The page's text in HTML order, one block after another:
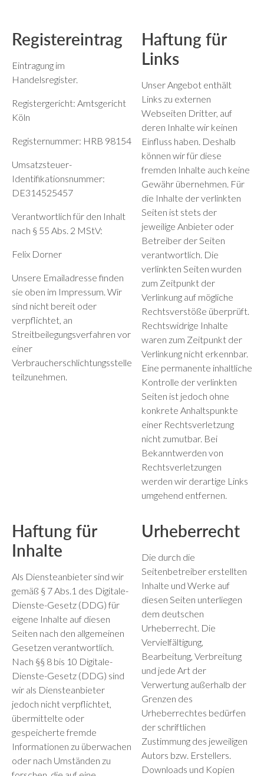
Registereintrag
Eintragung im
Handelsregister.
Registergericht: Amtsgericht
Köln
Registernummer: HRB 98154
Umsatzsteuer-
Identifikationsnummer:
DE314525457
Verantwortlich für den Inhalt
nach § 55 Abs. 2 MStV:
Felix Dorner
Unsere Emailadresse finden
sie oben im Impressum. Wir
sind nicht bereit oder
verpflichtet, an
Streitbeilegungsverfahren vor
einer
Verbraucherschlichtungsstelle
teilzunehmen.
Haftung für
Links
Unser Angebot enthält
Links zu externen
Webseiten Dritter, auf
deren Inhalte wir keinen
Einfluss haben. Deshalb
können wir für diese
fremden Inhalte auch keine
Gewähr übernehmen. Für
die Inhalte der verlinkten
Seiten ist stets der
jeweilige Anbieter oder
Betreiber der Seiten
verantwortlich. Die
verlinkten Seiten wurden
zum Zeitpunkt der
Verlinkung auf mögliche
Rechtsverstöße überprüft.
Rechtswidrige Inhalte
waren zum Zeitpunkt der
Verlinkung nicht erkennbar.
Eine permanente inhaltliche
Kontrolle der verlinkten
Seiten ist jedoch ohne
konkrete Anhaltspunkte
einer Rechtsverletzung
nicht zumutbar. Bei
Bekanntwerden von
Rechtsverletzungen
werden wir derartige Links
umgehend entfernen.
Haftung für
Inhalte
Als Diensteanbieter sind wir
gemäß § 7 Abs.1 des Digitale-
Dienste-Gesetz (DDG) für
eigene Inhalte auf diesen
Seiten nach den allgemeinen
Gesetzen verantwortlich.
Nach §§ 8 bis 10 Digitale-
Dienste-Gesetz (DDG) sind
wir als Diensteanbieter
jedoch nicht verpflichtet,
übermittelte oder
gespeicherte fremde
Informationen zu überwachen
oder nach Umständen zu
Urheberrecht
Die durch die
Seitenbetreiber erstellten
Inhalte und Werke auf
diesen Seiten unterliegen
dem deutschen
Urheberrecht. Die
Vervielfältigung,
Bearbeitung, Verbreitung
und jede Art der
Verwertung außerhalb der
Grenzen des
Urheberrechtes bedürfen
der schriftlichen
Zustimmung des jeweiligen
Autors bzw. Erstellers.
Downloads und Kopien